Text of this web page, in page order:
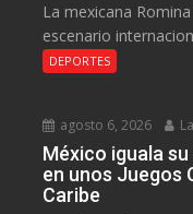
La mexicana
escenario
DEPORTES
agosto 6, 2026
México iguala
en unos Juegos
Caribe